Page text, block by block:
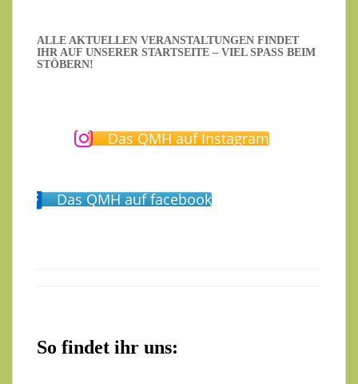
ALLE AKTUELLEN VERANSTALTUNGEN FINDET
IHR AUF UNSERER STARTSEITE – VIEL SPASS BEIM S
TÖBERN!
Das QMH auf Instagram
Das QMH auf facebook
So findet ihr uns: